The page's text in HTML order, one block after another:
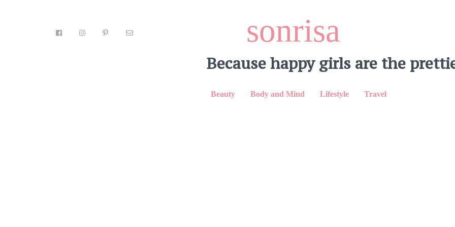
sonrisa
Because happy girls are the
Beauty Body and Mind Lifestyle Travel